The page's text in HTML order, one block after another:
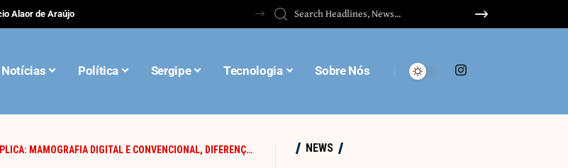
explica por que elas não desaparecem
Notícias Política Sergipe Tecnologia Sobre Nós
DIGITAL E CONVENCIONAL, DIFERENÇAS, BENEFÍCIOS E LIMITAÇÕES NEWS